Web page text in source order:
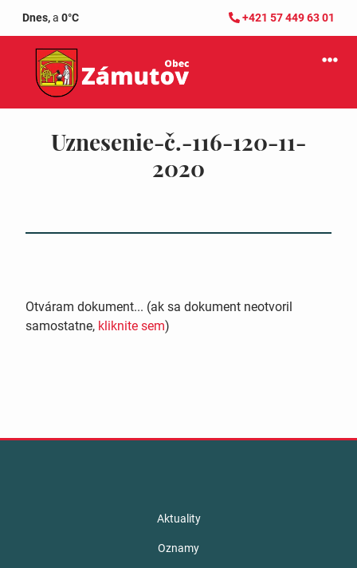
Dnes,a 0°C +421 57 449 63 01
Uznesenie-č.-116-120-11-
2020
Otváram dokument... (ak sa dokument neotvoril
samostatne, kliknite sem)
Aktuality
Oznamy